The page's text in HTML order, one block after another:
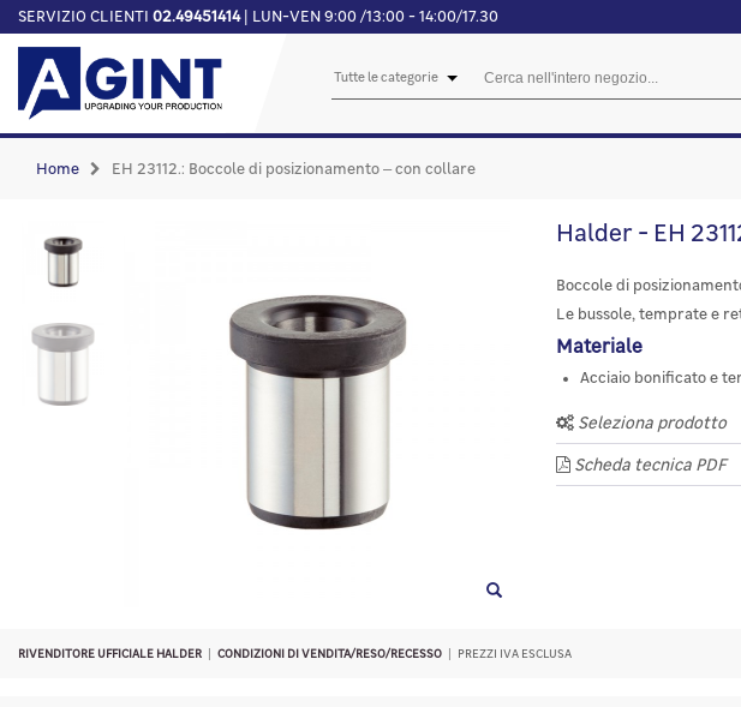
SERVIZIO CLIENTI 02.49451414 | LUN-VEN 9:00 /13:00 - 14:00/17.30
Tutte le categorie
Home EH 23112.: Boccole di posizionamento ‒ con collare
Halder - EH
Boccole di
Le bussole, temprate e
Materiale
Acciaio bonificato e
Seleziona prodotto
Scheda tecnica PDF
RIVENDITORE UFFICIALE HALDER CONDIZIONI DI VENDITA/RESO/RECESSO PREZZI IVA ESCLUSA